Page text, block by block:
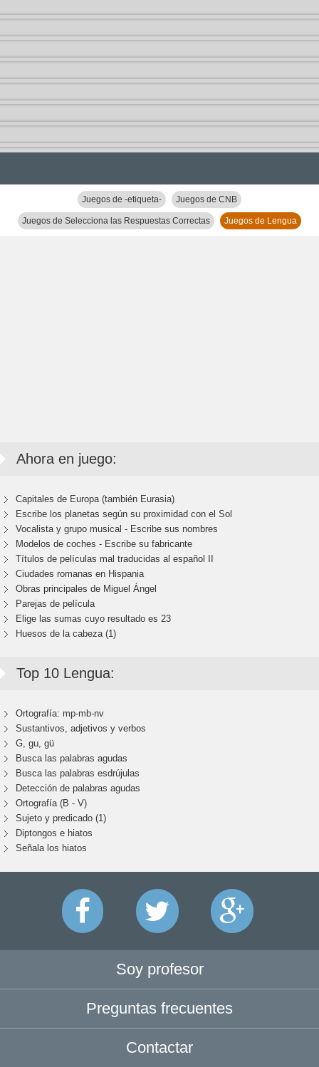
Juegos de -etiqueta- Juegos de CNB
Juegos de Selecciona las Respuestas Correctas Juegos de Lengua
Ahora en juego:
Capitales de Europa (también Eurasia)
Escribe los planetas según su proximidad con el Sol
Vocalista y grupo musical - Escribe sus nombres
Modelos de coches - Escribe su fabricante
Títulos de películas mal traducidas al español II
Ciudades romanas en Hispania
Obras principales de Miguel Ángel
Parejas de película
Elige las sumas cuyo resultado es 23
Huesos de la cabeza (1)
Top 10 Lengua:
Ortografía: mp-mb-nv
Sustantivos, adjetivos y verbos
G, gu, gü
Busca las palabras agudas
Busca las palabras esdrújulas
Detección de palabras agudas
Ortografía (B - V)
Sujeto y predicado (1)
Diptongos e hiatos
Señala los hiatos
Soy profesor
Preguntas frecuentes
Contactar